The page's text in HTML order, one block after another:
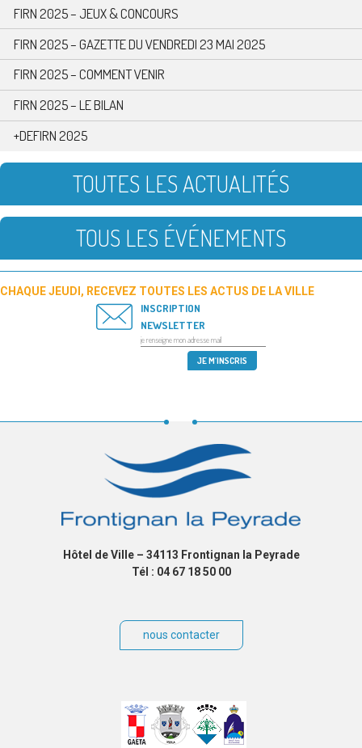
FIRN 2025 – JEUX & CONCOURS
FIRN 2025 – GAZETTE DU VENDREDI 23 MAI 2025
FIRN 2025 – COMMENT VENIR
FIRN 2025 – LE BILAN
+DEFIRN 2025
TOUTES LES ACTUALITÉS
TOUS LES ÉVÉNEMENTS
CHAQUE JEUDI, RECEVEZ TOUTES LES ACTUS DE LA VILLE
INSCRIPTION
NEWSLETTER
Hôtel de Ville – 34113 Frontignan la Peyrade
Tél : 04 67 18 50 00
nous contacter